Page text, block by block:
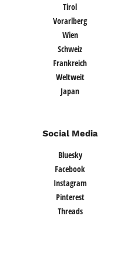
Tirol
Vorarlberg
Wien
Schweiz
Frankreich
Weltweit
Japan
Social Media
Bluesky
Facebook
Instagram
Pinterest
Threads